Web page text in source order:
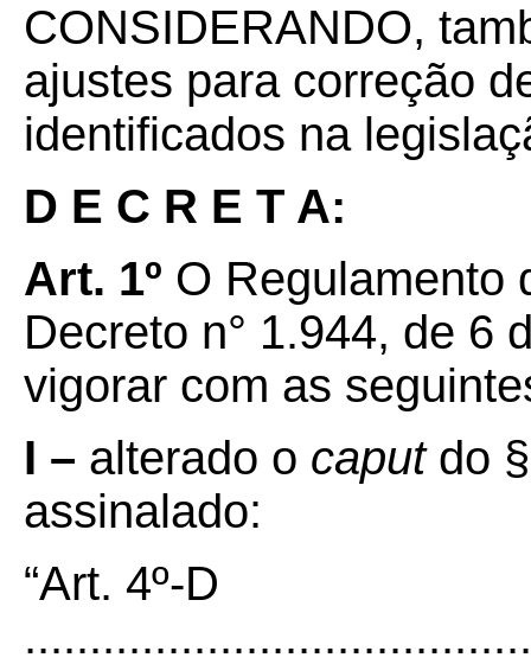
CONSIDERANDO,
ajustes para correção
identificados na
D E C R E T A:
Art. 1º O Regulamento
Decreto n° 1.944, de 6
vigorar com as
I – alterado o caput do
assinalado:
“Art. 4º-D